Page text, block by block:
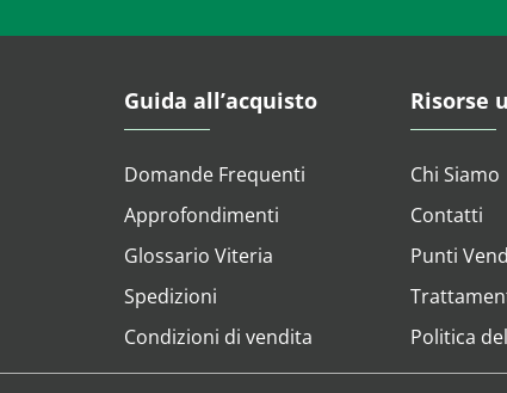
Guida all’acquisto
Domande Frequenti
Approfondimenti
Glossario Viteria
Spedizioni
Condizioni di vendita
Risorse
Chi Siamo
Contatti
Punti
Politica